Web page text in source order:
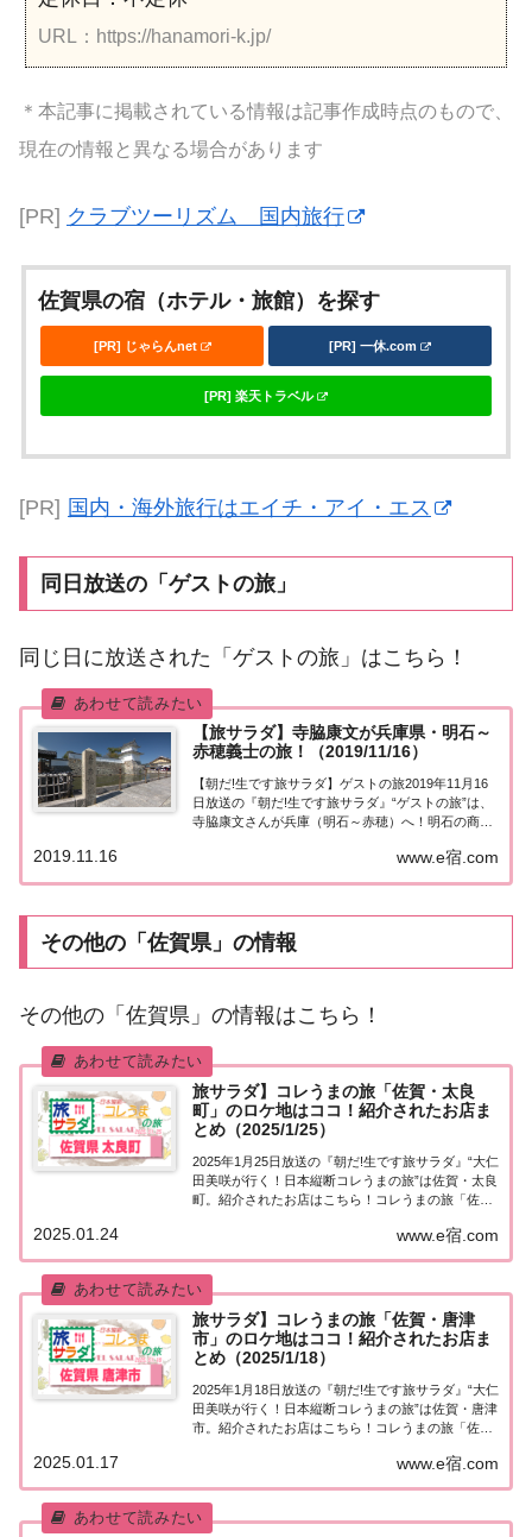
URL：https://hanamori-k.jp/
＊本記事に掲載されている情報は記事作成時点のもので、
現在の情報と異なる場合があります
[PR] クラブツーリズム 国内旅行
佐賀県の宿（ホテル・旅館）を探す
[PR] じゃらんnet [PR] 一休.com
[PR] 楽天トラベル
[PR] 国内・海外旅行はエイチ・アイ・エス
同日放送の「ゲストの旅」
同じ日に放送された「ゲストの旅」はこちら！
【旅サラダ】寺脇康文が兵庫県・明石～
赤穂義士の旅！（2019/11/16）
【朝だ!生です旅サラダ】ゲストの旅2019年11月16
日放送の『朝だ!生です旅サラダ』“ゲストの旅”は、
寺脇康文さんが兵庫（明石～赤穂）へ！明石の商店
義士の旅！紹介された情報はこちら！寺脇康文が兵
www.e宿.com
2019.11.16
その他の「佐賀県」の情報
その他の「佐賀県」の情報はこちら！
旅サラダ】コレうまの旅「佐賀・太良
町」のロケ地はココ！紹介されたお店ま
とめ（2025/1/25）
2025年1月25日放送の『朝だ!生です旅サラダ』“大仁
田美咲が行く！日本縦断コレうまの旅”は佐賀・太良
町。紹介されたお店はこちら！コレうまの旅「佐
ゼントソムリエ・大仁田美咲アナウンサーが美味し
いもの探し♪今週は佐賀・太良町へ！太良町...
www.e宿.com
2025.01.24
旅サラダ】コレうまの旅「佐賀・唐津
市」のロケ地はココ！紹介されたお店ま
とめ（2025/1/18）
2025年1月18日放送の『朝だ!生です旅サラダ』“大仁
田美咲が行く！日本縦断コレうまの旅”は佐賀・唐津
市。紹介されたお店はこちら！コレうまの旅「佐
ゼントソムリエ・大仁田美咲アナウンサーが美味し
いもの探し♪今週は佐賀県・唐津市へ！もち...
www.e宿.com
2025.01.17